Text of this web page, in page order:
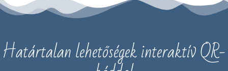
Határtalan lehetőségek interaktív QR-